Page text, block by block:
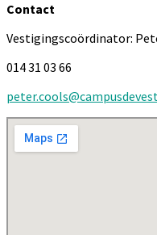
Contact
Vestigingscoördinator:
014 31 03 66